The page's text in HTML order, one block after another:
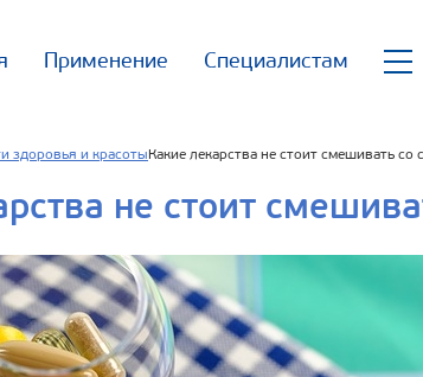
Применение Специалистам
здоровья и красоты Какие лекарства не стоит смешивать со
не стоит